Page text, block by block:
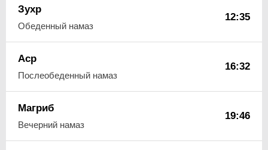
Зухр
Обеденный намаз
12:35
Аср
Послеобеденный намаз
16:32
Магриб
Вечерний намаз
19:46